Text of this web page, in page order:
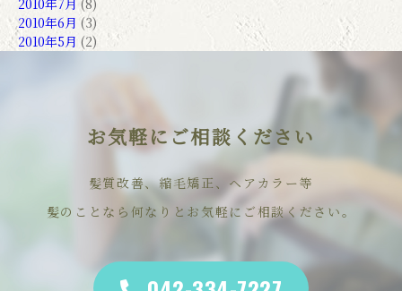
2010年7月 (8)
2010年6月 (3)
2010年5月 (2)
お気軽にご相談ください
髪質改善、縮毛矯正、ヘアカラー等
髪のことなら何なりとお気軽にご相談ください。